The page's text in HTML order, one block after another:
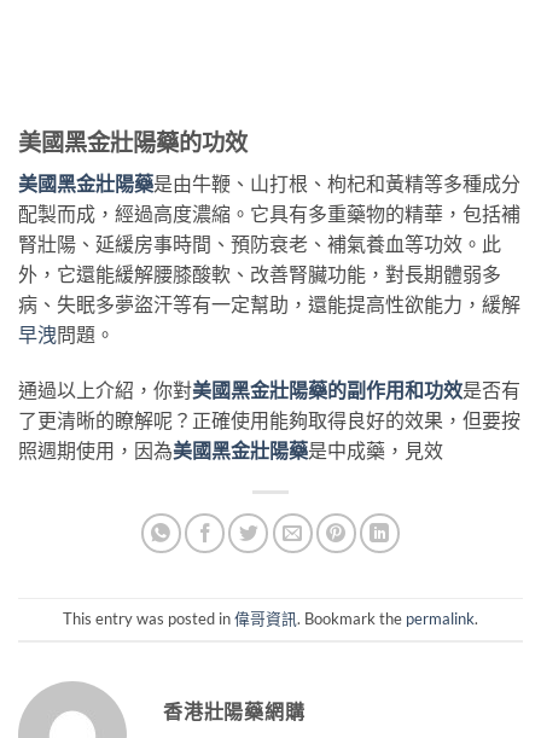
美國黑金壯陽藥的功效
美國黑金壯陽藥是由牛鞭、山打根、枸杞和黃精等多種成分
配製而成，經過高度濃縮。它具有多重藥物的精華，包括補
腎壯陽、延緩房事時間、預防衰老、補氣養血等功效。此
外，它還能緩解腰膝酸軟、改善腎臟功能，對長期體弱多
病、失眠多夢盜汗等有一定幫助，還能提高性欲能力，緩解
早洩問題。
通過以上介紹，你對美國黑金壯陽藥的副作用和功效是否有
了更清晰的瞭解呢？正確使用能夠取得良好的效果，但要按
照週期使用，因為美國黑金壯陽藥是中成藥，見效
This entry was posted in偉哥資訊. Bookmark the permalink.
香港壯陽藥網購